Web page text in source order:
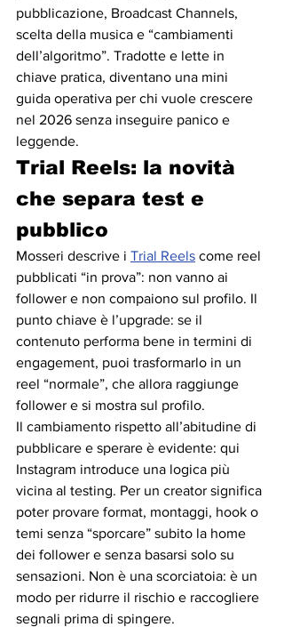
pubblicazione, Broadcast Channels,
scelta della musica e “cambiamenti
dell’algoritmo”. Tradotte e lette in
chiave pratica, diventano una mini
guida operativa per chi vuole crescere
nel 2026 senza inseguire panico e
leggende.
Trial Reels: la novità
che separa test e
pubblico
Mosseri descrive i Trial Reels come reel
pubblicati “in prova”: non vanno ai
follower e non compaiono sul profilo. Il
punto chiave è l’upgrade: se il
contenuto performa bene in termini di
engagement, puoi trasformarlo in un
reel “normale”, che allora raggiunge
follower e si mostra sul profilo.
Il cambiamento rispetto all’abitudine di
pubblicare e sperare è evidente: qui
Instagram introduce una logica più
vicina al testing. Per un creator significa
poter provare format, montaggi, hook o
temi senza “sporcare” subito la home
dei follower e senza basarsi solo su
sensazioni. Non è una scorciatoia: è un
modo per ridurre il rischio e raccogliere
segnali prima di spingere.